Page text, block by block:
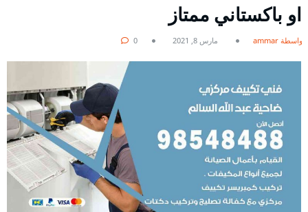
او باكستاني ممتاز
بواسطة ammar مارس 8, 2021 0